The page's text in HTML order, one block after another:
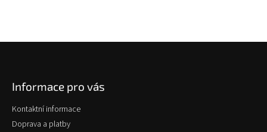
Informace pro vás
Kontaktní informace
Doprava a platby